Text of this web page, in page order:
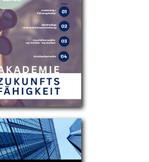
Partner
Über uns